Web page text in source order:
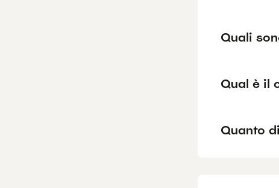
Quali
Qual è il
Quanto